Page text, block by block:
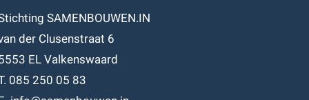
SAMENBOUWEN.IN
der Clusenstraat 6
EL Valkenswaard
085 250 05 83